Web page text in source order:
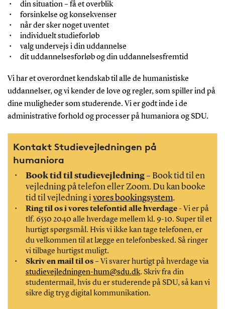
din situation – få et overblik
forsinkelse og konsekvenser
når der sker noget uventet
individuelt studieforløb
valg undervejs i din uddannelse
dit uddannelsesforløb og din uddannelsesfremtid
Vi har et overordnet kendskab til alle de humanistiske
uddannelser, og vi kender de love og regler, som spiller ind på
dine muligheder som studerende. Vi er godt inde i de
administrative forhold og processer på humaniora og SDU.
Kontakt Studievejledningen på
humaniora
Book tid til studievejledning– Book tid til en
vejledning på telefon eller Zoom. Du kan booke
tid til vejledning ivores bookingsystem.
Ring til os i vores telefontid alle hverdage- Vi er på
tlf. 6550 2040 alle hverdage mellem kl. 9-10. Super til et
hurtigt spørgsmål. Hvis vi ikke kan tage telefonen, er
du velkommen til at lægge en telefonbesked. Så ringer
vi tilbage hurtigst muligt.
Skriv en mail til os– Vi svarer hurtigt på hverdage via
studievejledningen-hum@sdu.dk. Skriv fra din
studentermail, hvis du er studerende på SDU, så kan vi
sikre dig tryg digital kommunikation.